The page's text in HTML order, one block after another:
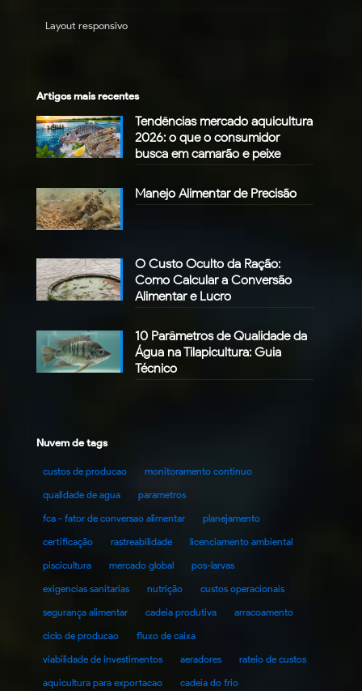
Layout responsivo
Artigos mais recentes
Tendências mercado aquicultura
2026: o que o consumidor
busca em camarão e peixe
Manejo Alimentar de Precisão
O Custo Oculto da Ração:
Como Calcular a Conversão
Alimentar e Lucro
10 Parâmetros de Qualidade da
Água na Tilapicultura: Guia
Técnico
Nuvem de tags
custos de producao
monitoramento continuo
qualidade de agua
parametros
fca - fator de conversao alimentar
planejamento
certificação
rastreabilidade
licenciamento ambiental
piscicultura
mercado global
pos-larvas
exigencias sanitarias
nutrição
custos operacionais
segurança alimentar
cadeia produtiva
arracoamento
ciclo de producao
fluxo de caixa
viabilidade de investimentos
aeradores
rateio de custos
aquicultura para exportacao
cadeia do frio